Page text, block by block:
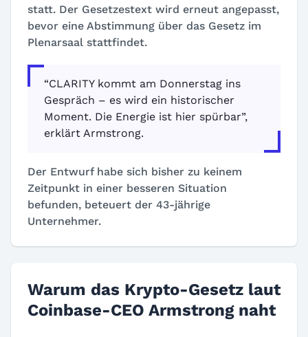
statt. Der Gesetzestext wird erneut angepasst,
bevor eine Abstimmung über das Gesetz im
Plenarsaal stattfindet.
“CLARITY kommt am Donnerstag ins
Gespräch – es wird ein historischer
Moment. Die Energie ist hier spürbar”,
erklärt Armstrong.
Der Entwurf habe sich bisher zu keinem
Zeitpunkt in einer besseren Situation
befunden, beteuert der 43-jährige
Unternehmer.
Warum das Krypto-Gesetz laut
Coinbase-CEO Armstrong naht